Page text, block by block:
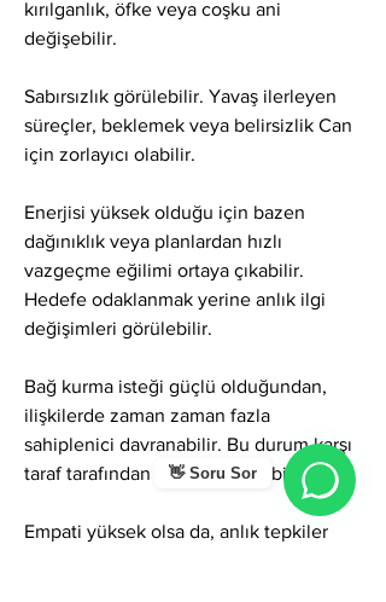
👋 Soru Sor
kırılganlık, öfke veya coşku ani
değişebilir.
Sabırsızlık görülebilir. Yavaş ilerleyen
süreçler, beklemek veya belirsizlik Can
için zorlayıcı olabilir.
Enerjisi yüksek olduğu için bazen
dağınıklık veya planlardan hızlı
vazgeçme eğilimi ortaya çıkabilir.
Hedefe odaklanmak yerine anlık ilgi
değişimleri görülebilir.
Bağ kurma isteği güçlü olduğundan,
ilişkilerde zaman zaman fazla
sahiplenici davranabilir. Bu durum karşı
taraf tarafından yanlış anlaşılabilir.
Empati yüksek olsa da, anlık tepkiler